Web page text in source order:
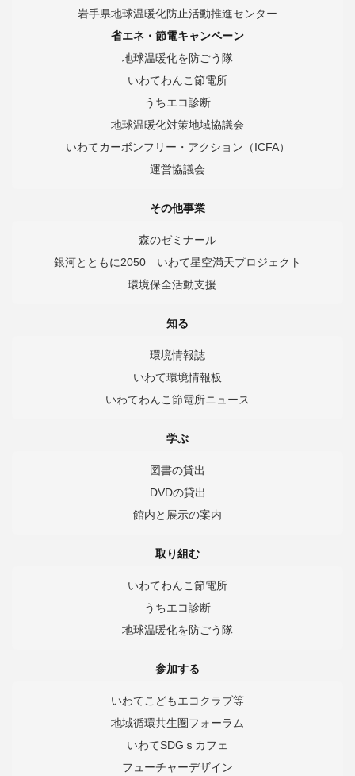
岩手県地球温暖化防止活動推進センター
省エネ・節電キャンペーン
地球温暖化を防ごう隊
いわてわんこ節電所
うちエコ診断
地球温暖化対策地域協議会
いわてカーボンフリー・アクション（ICFA）
運営協議会
その他事業
森のゼミナール
銀河とともに2050 いわて星空満天プロジェクト
環境保全活動支援
知る
環境情報誌
いわて環境情報板
いわてわんこ節電所ニュース
学ぶ
図書の貸出
DVDの貸出
館内と展示の案内
取り組む
いわてわんこ節電所
うちエコ診断
地球温暖化を防ごう隊
参加する
いわてこどもエコクラブ等
地域循環共生圏フォーラム
いわてSDGｓカフェ
フューチャーデザイン